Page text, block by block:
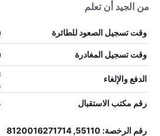
من الجيد أن تعلم
وقت تسجيل الصعود للطائرة
وقت تسجيل المغادرة
الدفع والإلغاء
رقم مكتب الاستقبال
رقم الرخصة: 55110, 8120016271714